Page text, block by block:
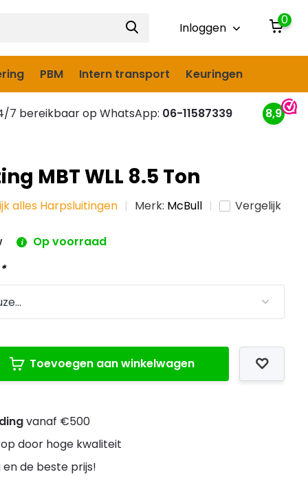
Inloggen
0
PBM Intern transport Keuringen
7 bereikbaar op WhatsApp: 06-11587339
8,9
MBT WLL 8.5 Ton
alles Harpsluitingen Merk: McBull Vergelijk
Op voorraad
*
Toevoegen aan winkelwagen
vanaf €500
door hoge kwaliteit
de beste prijs!